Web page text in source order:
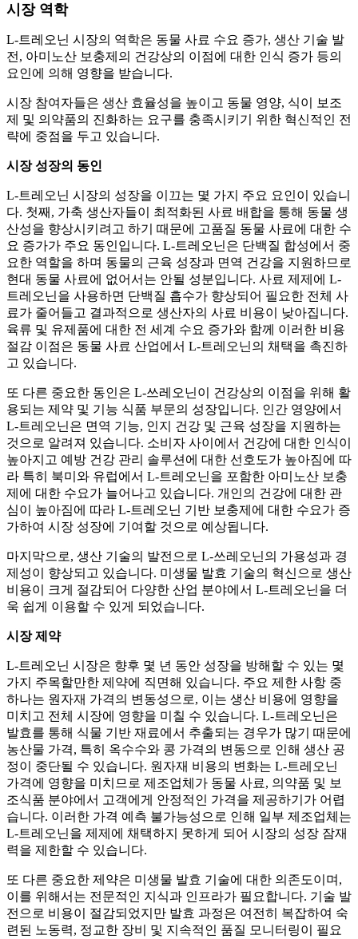
시장 역학
L-트레오닌 시장의 역학은 동물 사료 수요 증가, 생산 기술 발
전, 아미노산 보충제의 건강상의 이점에 대한 인식 증가 등의
요인에 의해 영향을 받습니다.
시장 참여자들은 생산 효율성을 높이고 동물 영양, 식이 보조
제 및 의약품의 진화하는 요구를 충족시키기 위한 혁신적인 전
략에 중점을 두고 있습니다.
시장 성장의 동인
L-트레오닌 시장의 성장을 이끄는 몇 가지 주요 요인이 있습니
다. 첫째, 가축 생산자들이 최적화된 사료 배합을 통해 동물 생
산성을 향상시키려고 하기 때문에 고품질 동물 사료에 대한 수
요 증가가 주요 동인입니다. L-트레오닌은 단백질 합성에서 중
요한 역할을 하며 동물의 근육 성장과 면역 건강을 지원하므로
현대 동물 사료에 없어서는 안될 성분입니다. 사료 제제에 L-
트레오닌을 사용하면 단백질 흡수가 향상되어 필요한 전체 사
료가 줄어들고 결과적으로 생산자의 사료 비용이 낮아집니다.
육류 및 유제품에 대한 전 세계 수요 증가와 함께 이러한 비용
절감 이점은 동물 사료 산업에서 L-트레오닌의 채택을 촉진하
고 있습니다.
또 다른 중요한 동인은 L-쓰레오닌이 건강상의 이점을 위해 활
용되는 제약 및 기능 식품 부문의 성장입니다. 인간 영양에서
L-트레오닌은 면역 기능, 인지 건강 및 근육 성장을 지원하는
것으로 알려져 있습니다. 소비자 사이에서 건강에 대한 인식이
높아지고 예방 건강 관리 솔루션에 대한 선호도가 높아짐에 따
라 특히 북미와 유럽에서 L-트레오닌을 포함한 아미노산 보충
제에 대한 수요가 늘어나고 있습니다. 개인의 건강에 대한 관
심이 높아짐에 따라 L-트레오닌 기반 보충제에 대한 수요가 증
가하여 시장 성장에 기여할 것으로 예상됩니다.
마지막으로, 생산 기술의 발전으로 L-쓰레오닌의 가용성과 경
제성이 향상되고 있습니다. 미생물 발효 기술의 혁신으로 생산
비용이 크게 절감되어 다양한 산업 분야에서 L-트레오닌을 더
욱 쉽게 이용할 수 있게 되었습니다.
시장 제약
L-트레오닌 시장은 향후 몇 년 동안 성장을 방해할 수 있는 몇
가지 주목할만한 제약에 직면해 있습니다. 주요 제한 사항 중
하나는 원자재 가격의 변동성으로, 이는 생산 비용에 영향을
미치고 전체 시장에 영향을 미칠 수 있습니다. L-트레오닌은
발효를 통해 식물 기반 재료에서 추출되는 경우가 많기 때문에
농산물 가격, 특히 옥수수와 콩 가격의 변동으로 인해 생산 공
정이 중단될 수 있습니다. 원자재 비용의 변화는 L-트레오닌
가격에 영향을 미치므로 제조업체가 동물 사료, 의약품 및 보
조식품 분야에서 고객에게 안정적인 가격을 제공하기가 어렵
습니다. 이러한 가격 예측 불가능성으로 인해 일부 제조업체는
L-트레오닌을 제제에 채택하지 못하게 되어 시장의 성장 잠재
력을 제한할 수 있습니다.
또 다른 중요한 제약은 미생물 발효 기술에 대한 의존도이며,
이를 위해서는 전문적인 지식과 인프라가 필요합니다. 기술 발
전으로 비용이 절감되었지만 발효 과정은 여전히 ​​복잡하여 숙
련된 노동력, 정교한 장비 및 지속적인 품질 모니터링이 필요